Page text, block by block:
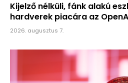
Kijelző nélküli, fánk alakú
hardverek piacára az
2026. augusztus 7.